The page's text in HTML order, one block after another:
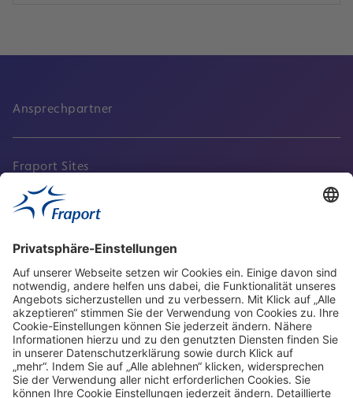
Ansprechpartner
Fraport Sites
Aktuell
Service
Frankfurt Airport
properties.socialType
properties.socialType
properties.socialType
properties.socialType